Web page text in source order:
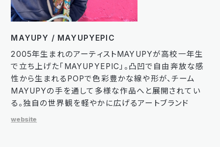
MAYUPY / MAYUPYEPIC
2005年生まれのアーティストMAYUPYが高校一年生
で立ち上げた「MAYUPYEPIC」。凸凹で自由奔放な感
性から生まれるPOPで色彩豊かな線や形が、チーム
MAYUPYの手を通して多様な作品へと展開されてい
る。独自の世界観を軽やかに広げるアートブランド
website